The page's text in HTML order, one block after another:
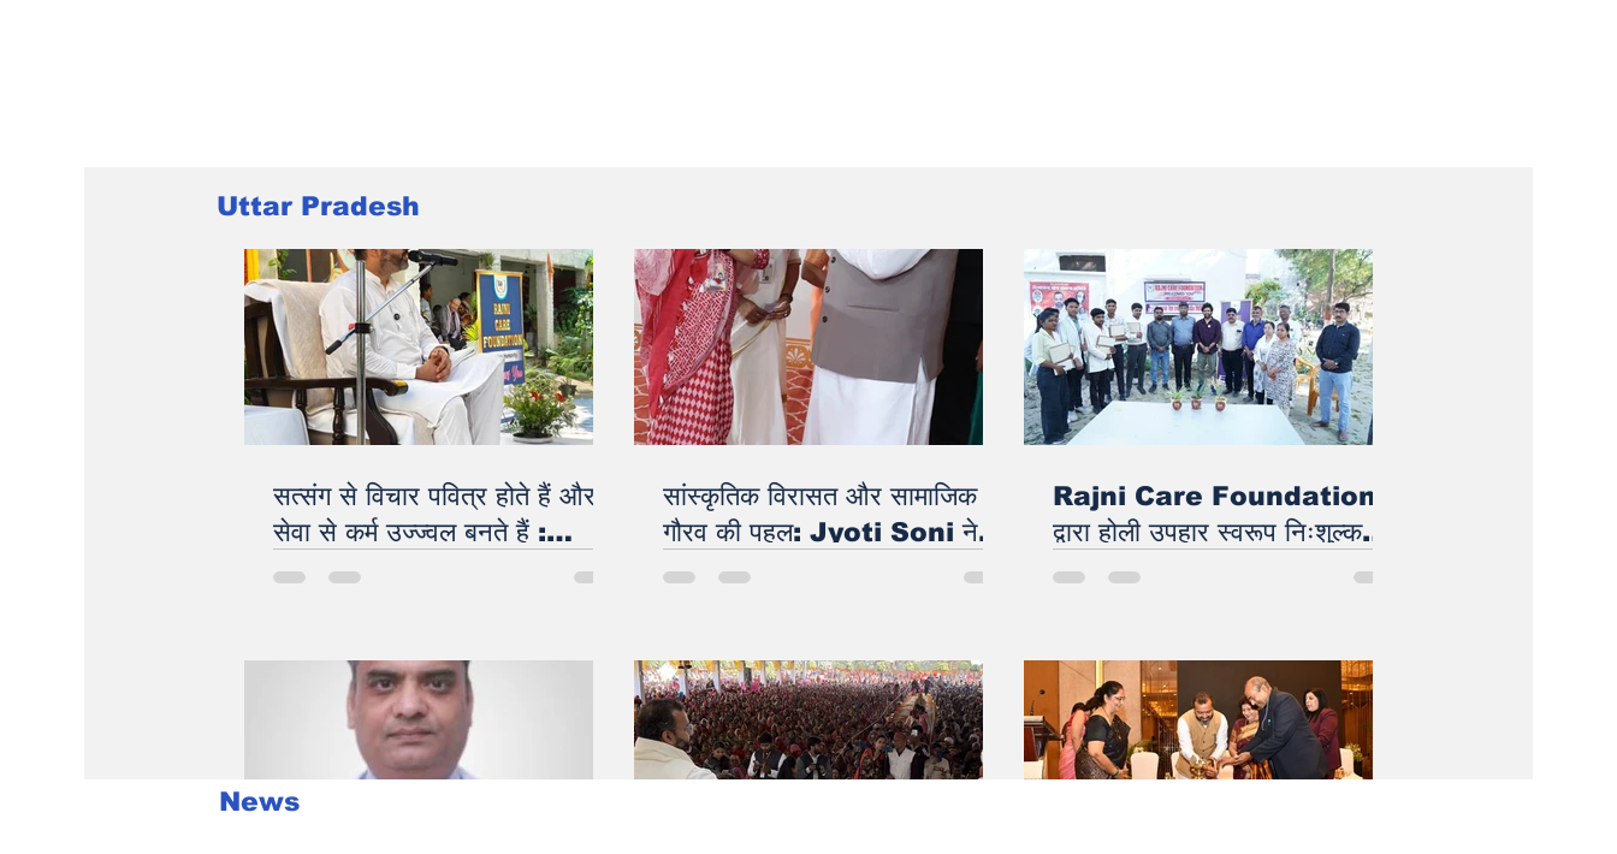
Uttar Pradesh
सत्संग से विचार पवित्र होते हैं और
सेवा से कर्म उज्ज्वल बनते हैं :
Devendra Mohan
सांस्कृतिक विरासत और सामाजिक
गौरव की पहल: Jyoti Soni ने
प्रधानमंत्री से संत शिरोमणि नरहरि
Rajni Care Foundation
द्वारा होली उपहार स्वरूप निःशुल्क
नेत्र जांच शिविर का आयोजन
News